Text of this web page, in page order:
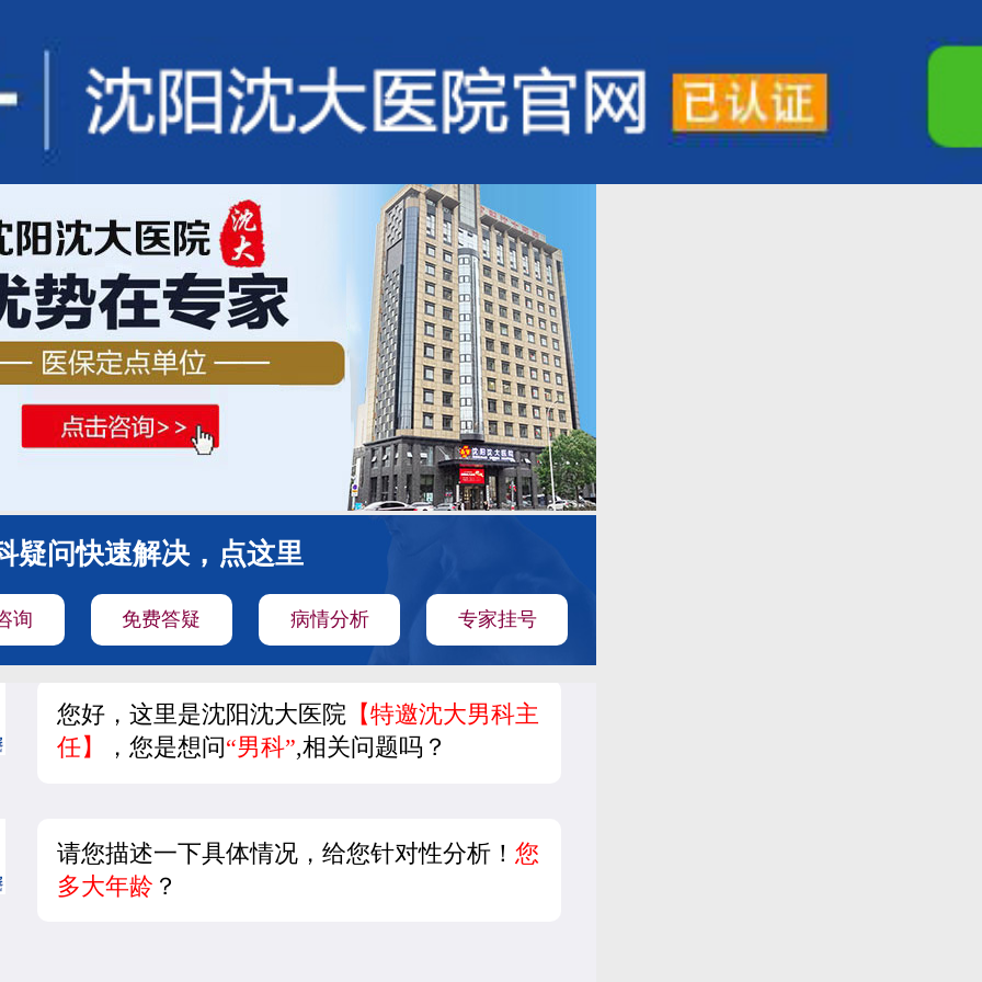
疑问快速解决，点这里
询 免费答疑 病情分析 专家挂号
您好，这里是沈阳沈大医院【特邀沈大男科主
任】
，您是想问“男科”,相关问题吗？
请您描述一下具体情况，给您针对性分析！ 您
多大年龄 ？